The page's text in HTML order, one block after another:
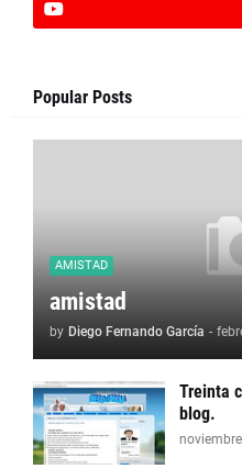
Popular Posts
AMISTAD
amistad
by Diego Fernando García -
Treinta
blog.